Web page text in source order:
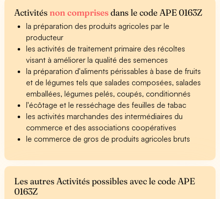
Activitésnon comprisesdans le code APE 0163Z
la préparation des produits agricoles par le
producteur
les activités de traitement primaire des récoltes
visant à améliorer la qualité des semences
la préparation d'aliments périssables à base de fruits
et de légumes tels que salades composées, salades
emballées, légumes pelés, coupés, conditionnés
l'écôtage et le resséchage des feuilles de tabac
les activités marchandes des intermédiaires du
commerce et des associations coopératives
le commerce de gros de produits agricoles bruts
Les autres Activités possibles avec le code APE
0163Z